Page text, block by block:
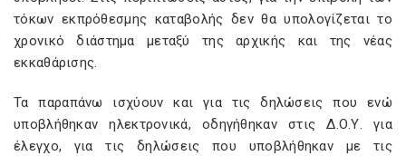
τόκων εκπρόθεσμης καταβολής δεν θα υπολογίζεται το
χρονικό διάστημα μεταξύ της αρχικής και της νέας
εκκαθάρισης.
Τα παραπάνω ισχύουν και για τις δηλώσεις που ενώ
υποβλήθηκαν ηλεκτρονικά, οδηγήθηκαν στις Δ.Ο.Υ. για
έλεγχο, για τις δηλώσεις που υποβλήθηκαν με τις